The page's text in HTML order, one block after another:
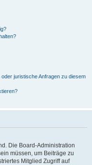
juristische Anfragen zu diesem
Die Board-Administration
müssen, um Beiträge zu
Mitglied Zugriff auf